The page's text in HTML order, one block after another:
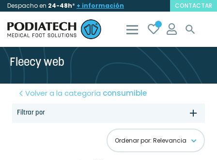
Despacho en 24-48h* + información CONTACTAR

Fleecy web
Volver a la categoría consumible
Filtrar por
Ordenar por: Relevancia